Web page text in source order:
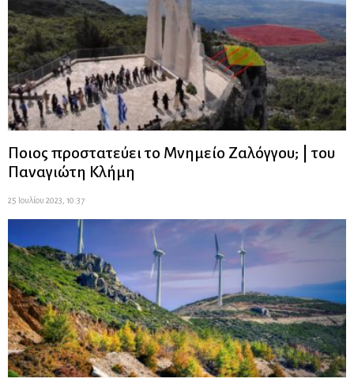
Ποιος προστατεύει το Μνημείο Ζαλόγγου; | του
Παναγιώτη Κλήμη
25 Ιουλίου 2023, 10:37